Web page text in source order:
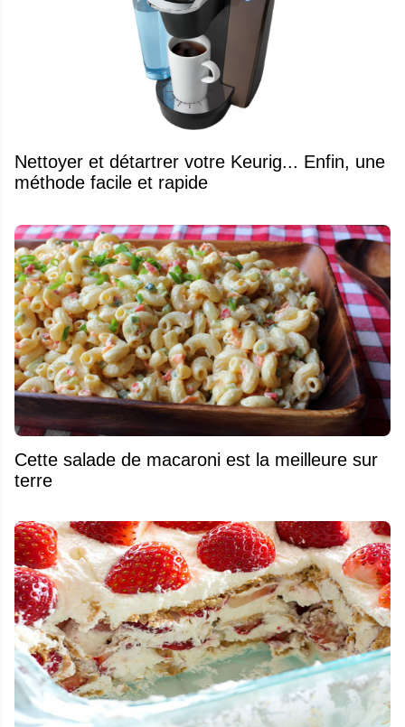
Nettoyer et détartrer votre Keurig... Enfin, une
méthode facile et rapide
Cette salade de macaroni est la meilleure sur
terre